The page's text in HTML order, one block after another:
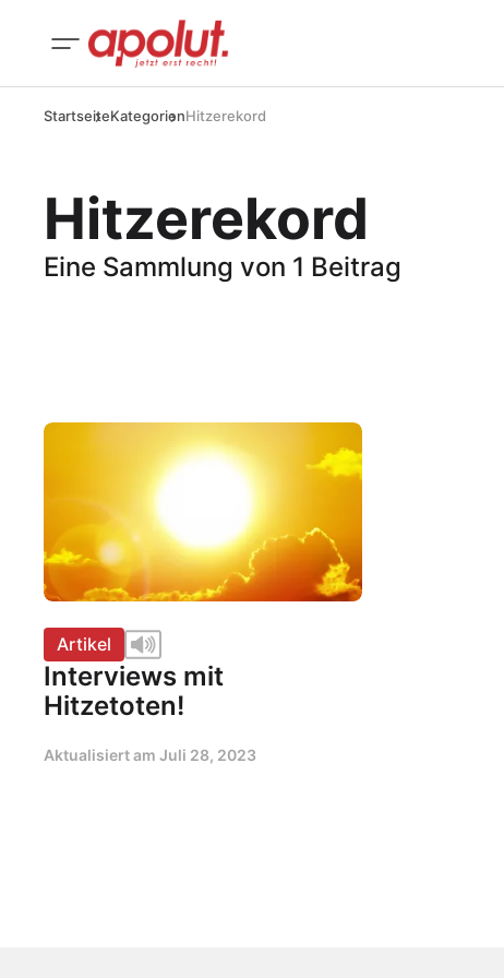
StartseiteKategorienHitzerekord
Hitzerekord
Eine Sammlung von 1 Beitrag
Artikel
Interviews mit
Hitzetoten!
Aktualisiert am Juli 28, 2023